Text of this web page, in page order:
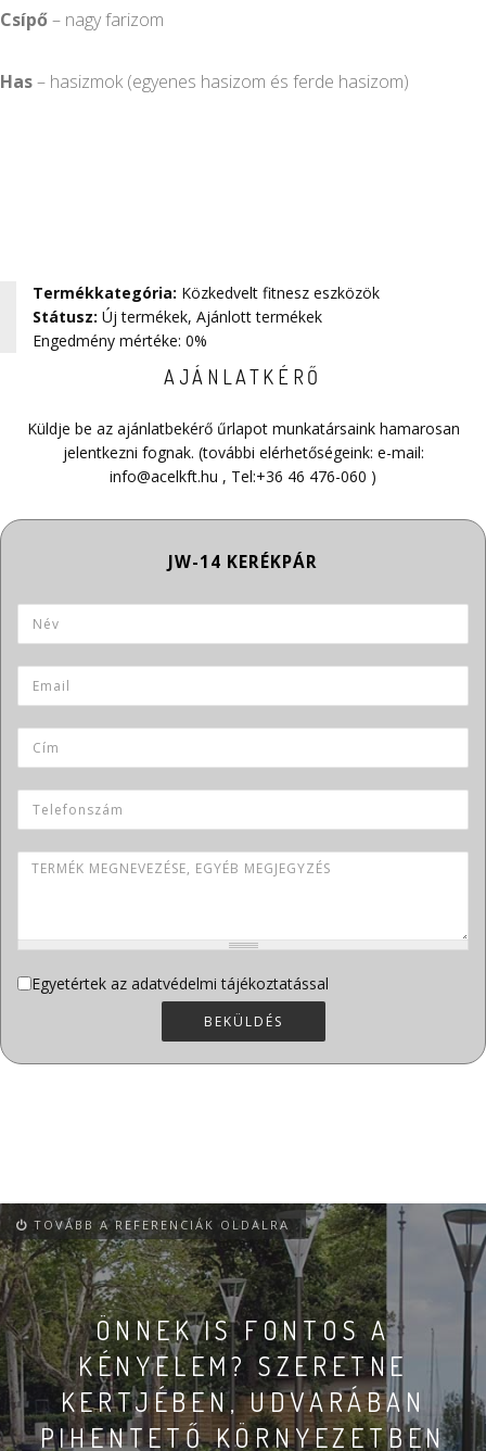
Csípő– nagy farizom
Has– hasizmok (egyenes hasizom és ferde hasizom)
Termékkategória: Közkedvelt fitnesz eszközök
Státusz: Új termékek, Ajánlott termékek
Engedmény mértéke: 0%
AJÁNLATKÉRŐ
Küldje be az ajánlatbekérő űrlapot munkatársaink hamarosan
jelentkezni fognak. (további elérhetőségeink: e-mail:
info@acelkft.hu , Tel:+36 46 476-060 )
Név
Email *
Cím
Telefonszám
Termék megnevezése, egyéb megjegyzés
Adatvédelem*
Egyetértek az adatvédelmi tájékoztatással
BEKÜLDÉS
TOVÁBB A REFERENCIÁK OLDALRA
ÖNNEK IS FONTOS A
KÉNYELEM? SZERETNE
KERTJÉBEN, UDVARÁBAN
PIHENTETŐ KÖRNYEZETBEN